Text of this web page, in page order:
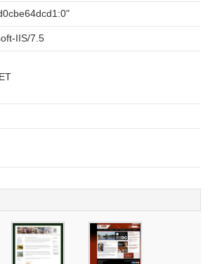
IIS/7.5